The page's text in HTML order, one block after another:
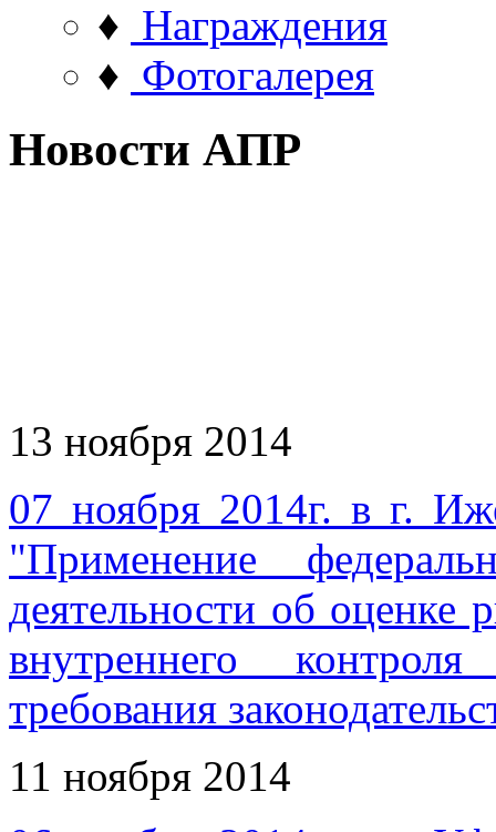
♦ Награждения
♦ Фотогалерея
Новости АПР
13 ноября 2014
07 ноября 2014г. в г.
"Применение
деятельности об оценке
внутреннего
требования
11 ноября 2014